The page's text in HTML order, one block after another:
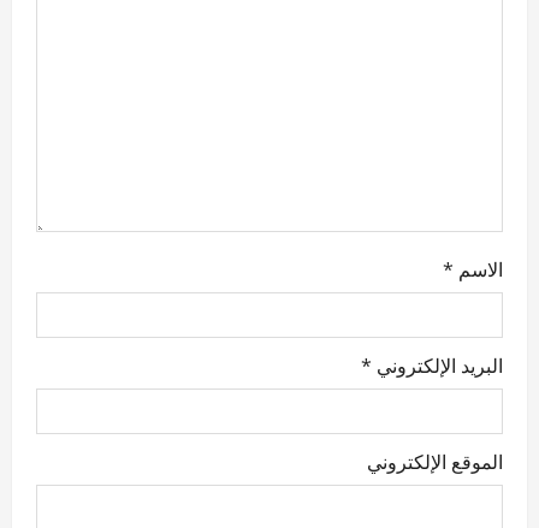
الاسم *
البريد الإلكتروني *
الموقع الإلكتروني